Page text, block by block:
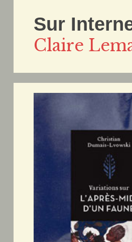
Sur
Claire